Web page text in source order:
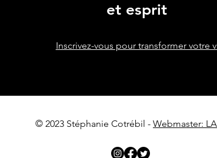
et esprit
Inscrivez-vous pour transformer votre
© 2023 Stéphanie Cotrébil - Webmaster: